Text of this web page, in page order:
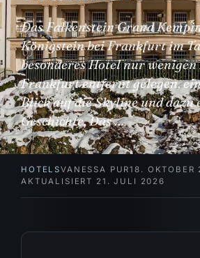
Das Falkenstein Grand
Königstein bei Frankfurt im
besonderes Hotel nur
Frankfurt entfernt gelegen,
Blick auf die Skyline und dazu
Geschichte. Das …
HOTELSVANESSA PUR18. OKTOBER
AKTUALISIERT 21. JULI 2026